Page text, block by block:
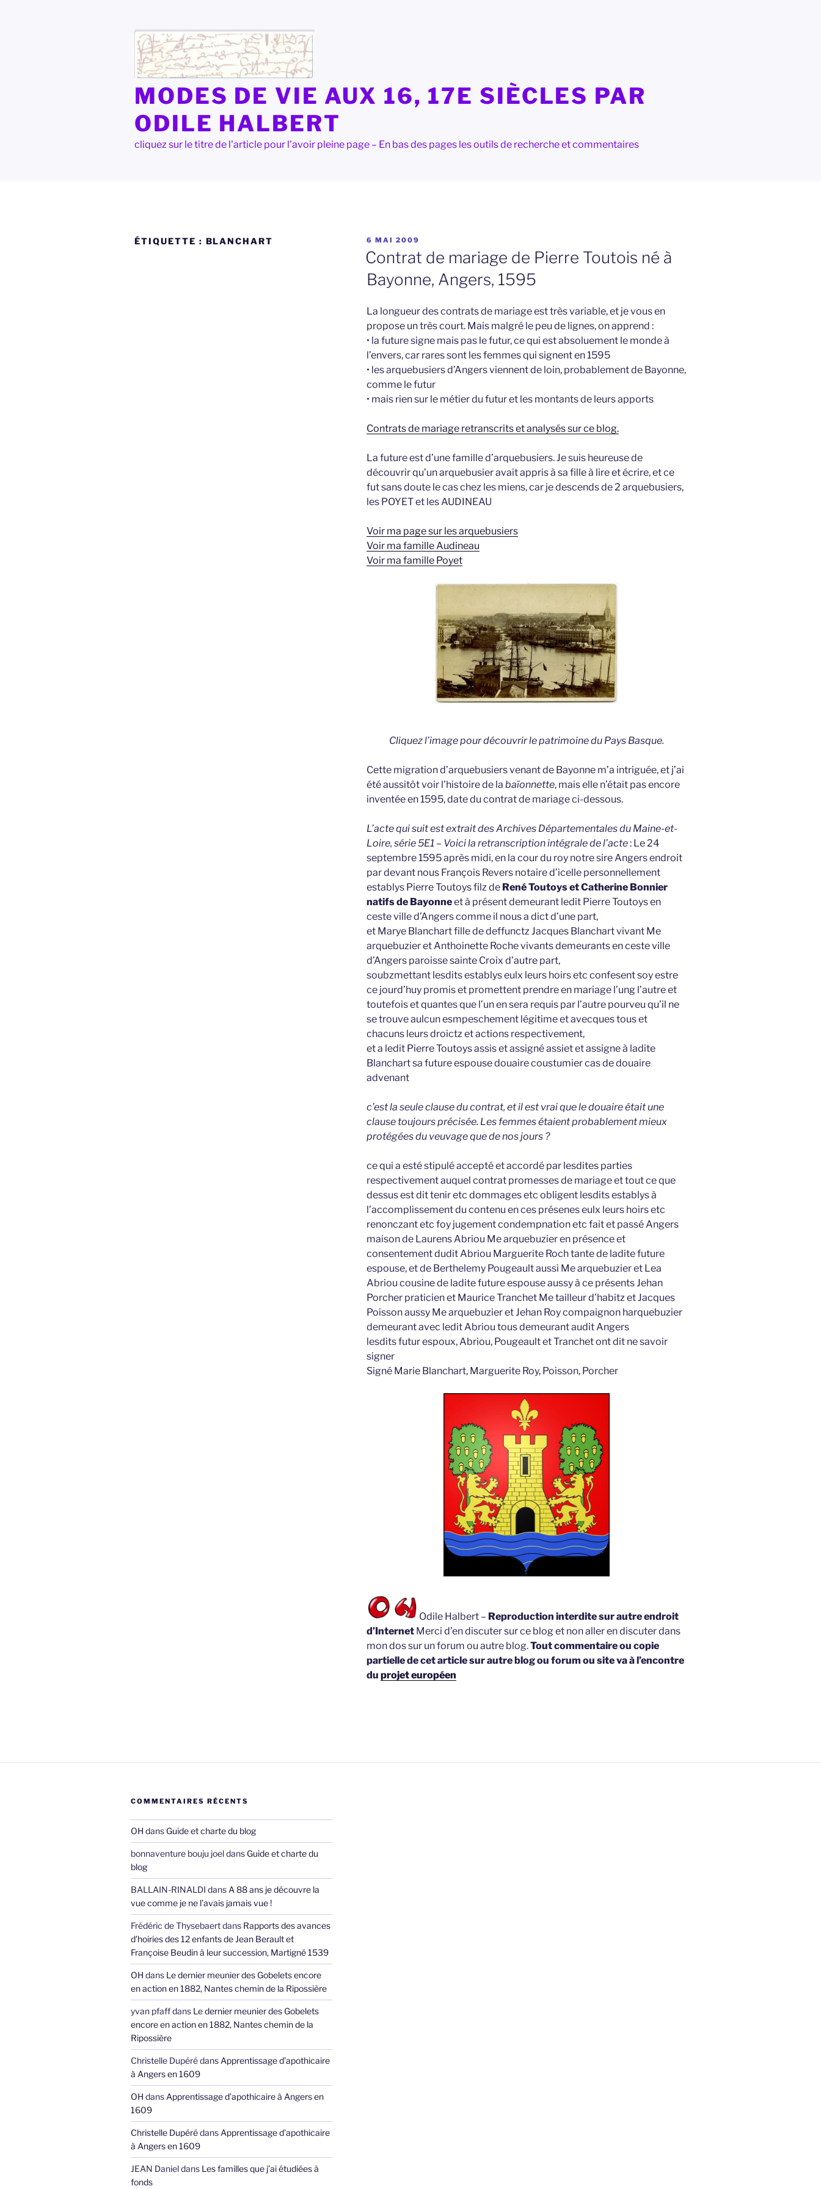
MODES DE VIE AUX 16, 17E SIÈCLES PAR
ODILE HALBERT
cliquez sur le titre de l'article pour l'avoir pleine page – En bas des pages les outils de recherche et commentaires
ÉTIQUETTE : BLANCHART
PUBLIÉ
LE
6 MAI 2009
Contrat de mariage de Pierre Toutois né à
Bayonne, Angers, 1595
La longueur des contrats de mariage est très variable, et je vous en
propose un très court. Mais malgré le peu de lignes, on apprend :
• la future signe mais pas le futur, ce qui est absoluement le monde à
l’envers, car rares sont les femmes qui signent en 1595
• les arquebusiers d’Angers viennent de loin, probablement de Bayonne,
comme le futur
• mais rien sur le métier du futur et les montants de leurs apports
Contrats de mariage retranscrits et analysés sur ce blog.
La future est d’une famille d’arquebusiers. Je suis heureuse de
découvrir qu’un arquebusier avait appris à sa fille à lire et écrire, et ce
fut sans doute le cas chez les miens, car je descends de 2 arquebusiers,
les POYET et les AUDINEAU
Voir ma page sur les arquebusiers
Voir ma famille Audineau
Voir ma famille Poyet
Cliquez l’image pour découvrir le patrimoine du Pays Basque.
Cette migration d’arquebusiers venant de Bayonne m’a intriguée, et j’ai
été aussitôt voir l’histoire de la baïonnette, mais elle n’était pas encore
inventée en 1595, date du contrat de mariage ci-dessous.
L’acte qui suit est extrait des Archives Départementales du Maine-et-
Loire, série 5E1 – Voici la retranscription intégrale de l’acte: Le 24
septembre 1595 après midi, en la cour du roy notre sire Angers endroit
par devant nous François Revers notaire d’icelle personnellement
establys Pierre Toutoys filz de René Toutoys et Catherine Bonnier
natifs de Bayonneet à présent demeurant ledit Pierre Toutoys en
ceste ville d’Angers comme il nous a dict d’une part,
et Marye Blanchart fille de deffunctz Jacques Blanchart vivant Me
arquebuzier et Anthoinette Roche vivants demeurants en ceste ville
d’Angers paroisse sainte Croix d’autre part,
soubzmettant lesdits establys eulx leurs hoirs etc confesent soy estre
ce jourd’huy promis et promettent prendre en mariage l’ung l’autre et
toutefois et quantes que l’un en sera requis par l’autre pourveu qu’il ne
se trouve aulcun esmpeschement légitime et avecques tous et
chacuns leurs droictz et actions respectivement,
et a ledit Pierre Toutoys assis et assigné assiet et assigne à ladite
Blanchart sa future espouse douaire coustumier cas de douaire
advenant
c’est la seule clause du contrat, et il est vrai que le douaire était une
clause toujours précisée. Les femmes étaient probablement mieux
protégées du veuvage que de nos jours ?
ce qui a esté stipulé accepté et accordé par lesdites parties
respectivement auquel contrat promesses de mariage et tout ce que
dessus est dit tenir etc dommages etc obligent lesdits establys à
l’accomplissement du contenu en ces présenes eulx leurs hoirs etc
renonczant etc foy jugement condempnation etc fait et passé Angers
maison de Laurens Abriou Me arquebuzier en présence et
consentement dudit Abriou Marguerite Roch tante de ladite future
espouse, et de Berthelemy Pougeault aussi Me arquebuzier et Lea
Abriou cousine de ladite future espouse aussy à ce présents Jehan
Porcher praticien et Maurice Tranchet Me tailleur d’habitz et Jacques
Poisson aussy Me arquebuzier et Jehan Roy compaignon harquebuzier
demeurant avec ledit Abriou tous demeurant audit Angers
lesdits futur espoux, Abriou, Pougeault et Tranchet ont dit ne savoir
signer
Signé Marie Blanchart, Marguerite Roy, Poisson, Porcher
Odile Halbert – Reproduction interdite sur autre endroit
d’Internet Merci d’en discuter sur ce blog et non aller en discuter dans
mon dos sur un forum ou autre blog.Tout commentaire ou copie
partielle de cet article sur autre blog ou forum ou site va à l’encontre
du projet européen
COMMENTAIRES RÉCENTS
OH dans Guide et charte du blog
bonnaventure bouju joeldans Guide et charte du
blog
BALLAIN-RINALDI dans A 88 ans je découvre la
vue comme je ne l’avais jamais vue !
Frédéric de Thysebaertdans Rapports des avances
d’hoiries des 12 enfants de Jean Berault et
Françoise Beudin à leur succession, Martigné 1539
OH dans Le dernier meunier des Gobelets encore
en action en 1882, Nantes chemin de la Ripossière
yvan pfaffdans Le dernier meunier des Gobelets
encore en action en 1882, Nantes chemin de la
Ripossière
Christelle Dupérédans Apprentissage d’apothicaire
à Angers en 1609
OH dans Apprentissage d’apothicaire à Angers en
1609
Christelle Dupérédans Apprentissage d’apothicaire
à Angers en 1609
JEAN Danieldans Les familles que j’ai étudiées à
fonds